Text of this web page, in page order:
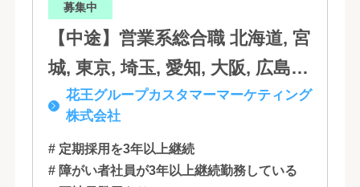
募集中
【中途】営業系総合職 北海道, 宮
城, 東京, 埼玉, 愛知, 大阪, 広島,
福岡花王グループカスタマーマーケティング
株式会社
# 定期採用を3年以上継続
# 障がい者社員が3年以上継続勤務している